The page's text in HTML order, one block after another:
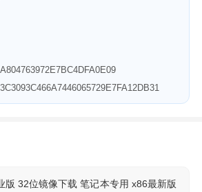
版 32位镜像下载 笔记本专用 x86最新版